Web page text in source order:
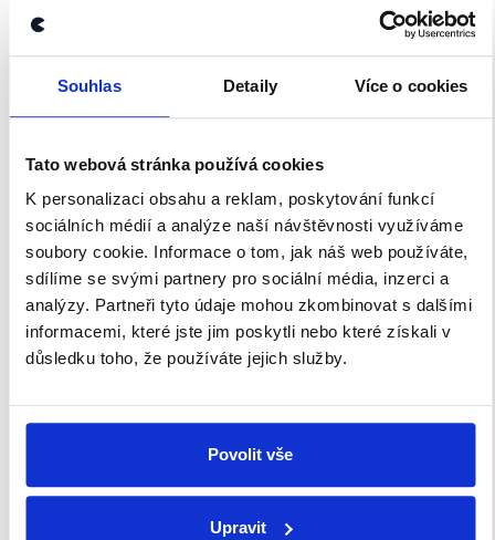
Souhlas Detaily Více o cookies
Tato webová stránka používá cookies
K personalizaci obsahu a reklam, poskytování funkcí
sociálních médií a analýze naší návštěvnosti využíváme
soubory cookie. Informace o tom, jak náš web používáte,
sdílíme se svými partnery pro sociální média, inzerci a
analýzy. Partneři tyto údaje mohou zkombinovat s dalšími
informacemi, které jste jim poskytli nebo které získali v
důsledku toho, že používáte jejich služby.
Povolit vše
Upravit
shrnutí nejzajímavějších článků a analýz.
přehled o tom, jaké dezinformace a
Newsletter WhatsApp
Sociální sítě
Nenechte si ujít nejnovější události
příspěvků přátelům podpoříte naši